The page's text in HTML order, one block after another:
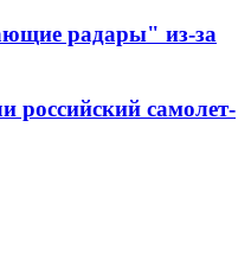
радары" из-за
российский самолет-